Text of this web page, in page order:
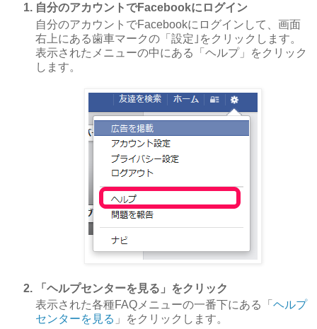
自分のアカウントでFacebookにログイン
自分のアカウントでFacebookにログインして、画面
右上にある歯車マークの「設定｣をクリックします。
表示されたメニューの中にある「ヘルプ」をクリック
します。
「ヘルプセンターを見る」をクリック
表示された各種FAQメニューの一番下にある「 ヘルプ
センターを見る 」をクリックします。